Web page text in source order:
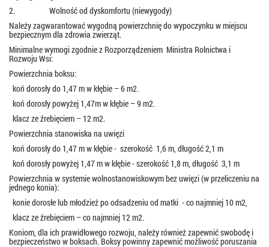
2. Wolność od dyskomfortu (niewygody)
Należy zagwarantować wygodną powierzchnię do wypoczynku w miejscu
bezpiecznym dla zdrowia zwierząt.
Minimalne wymogi zgodnie z Rozporządzeniem Ministra Rolnictwa i
Rozwoju Wsi:
Powierzchnia boksu:
 koń dorosły do 1,47 m w kłębie – 6 m2.
 koń dorosły powyżej 1,47m w kłębie – 9 m2.
 klacz ze źrebięciem – 12 m2.
Powierzchnia stanowiska na uwięzi
 koń dorosły do 1,47 m w kłębie - szerokość 1,6 m, długość 2,1 m
 koń dorosły powyżej 1,47 m w kłębie - szerokość 1,8 m, długość 3,1 m
Powierzchnia w systemie wolnostanowiskowym bez uwięzi (w przeliczeniu na
jednego konia):
 konie dorosłe lub młodzież po odsadzeniu od matki - co najmniej 10 m2,
 klacz ze źrebięciem – co najmniej 12 m2.
Koniom, dla ich prawidłowego rozwoju, należy również zapewnić swobodę i
bezpieczeństwo w boksach. Boksy powinny zapewnić możliwość poruszania